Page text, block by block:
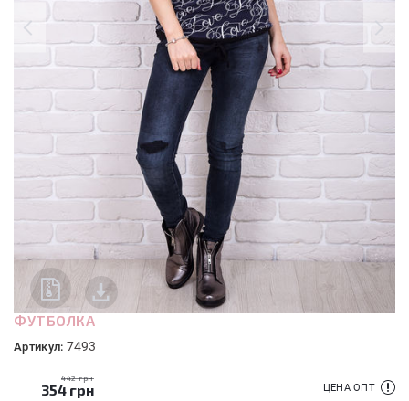
ФУТБОЛКА
Артикул: 7493
442 грн
354 грн
ЦЕНА ОПТ